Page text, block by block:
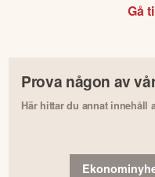
Gå
Prova någon av
Här hittar du annat innehåll